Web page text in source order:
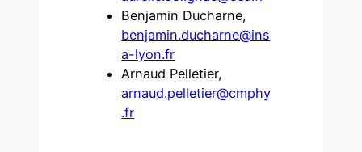
Benjamin Ducharne,
benjamin.ducharne@ins
a-lyon.fr
Arnaud Pelletier,
arnaud.pelletier@cmphy
.fr